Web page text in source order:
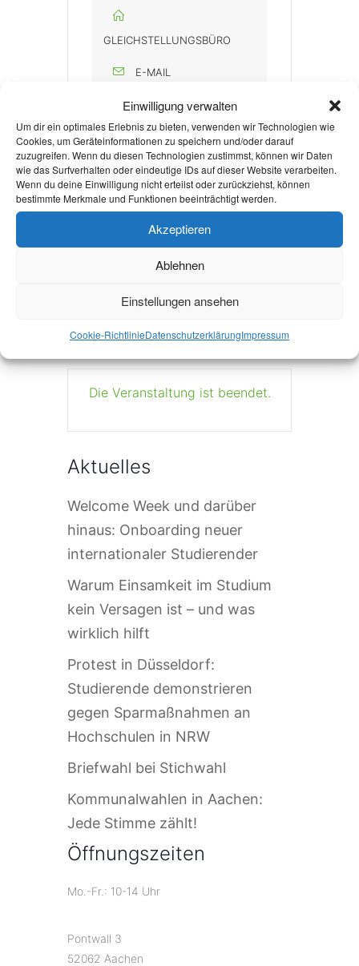
Einwilligung verwalten
Um dir ein optimales Erlebnis zu bieten, verwenden wir Technologien wie
Cookies, um Geräteinformationen zu speichern und/oder darauf
zuzugreifen. Wenn du diesen Technologien zustimmst, können wir Daten
wie das Surfverhalten oder eindeutige IDs auf dieser Website verarbeiten.
Wenn du deine Einwilligung nicht erteilst oder zurückziehst, können
bestimmte Merkmale und Funktionen beeinträchtigt werden.
Akzeptieren
Ablehnen
Einstellungen ansehen
Cookie-RichtlinieDatenschutzerklärungImpressum
GLEICHSTELLUNGSBÜRO
E-MAIL
+ Zu Google Kalender hinzufügen
Die Veranstaltung ist beendet.
Aktuelles
Welcome Week und darüber
hinaus: Onboarding neuer
internationaler Studierender
Warum Einsamkeit im Studium
kein Versagen ist – und was
wirklich hilft
Protest in Düsseldorf:
Studierende demonstrieren
gegen Sparmaßnahmen an
Hochschulen in NRW
Briefwahl bei Stichwahl
Kommunalwahlen in Aachen:
Jede Stimme zählt!
Öffnungszeiten
Mo.-Fr.: 10-14 Uhr
Pontwall 3
52062 Aachen